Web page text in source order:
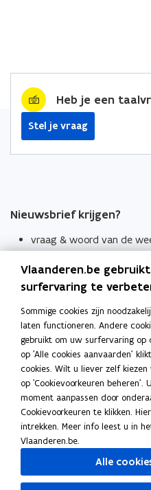
Heb je een
Stel je vraag
Nieuwsbrief krijgen?
vraag & woord van de
Schrijf je in
Thema's
Taaladviezen
Spellingregels
Tips voor duidelijke taal
Bekijk ook
Spellingtests
Boek- en webwijzer
Vlaanderen.be
surfervaring te
Sommige cookies zijn
laten functioneren. Andere
gebruikt om uw surfervaring
op 'Alle cookies aanvaarden'
cookies. Wilt u liever zelf
op 'Cookievoorkeuren beheren'.
moment aanpassen door
Cookievoorkeuren te klikken.
intrekken. Meer info leest u in
Vlaanderen.be.
Alle